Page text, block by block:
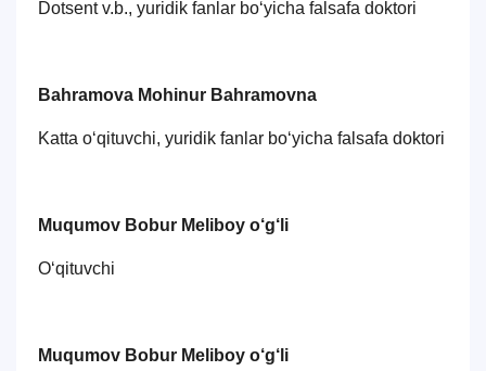
Dotsent v.b., yuridik fanlar bo‘yicha falsafa doktori
Bahramova Mohinur Bahramovna
Katta o‘qituvchi, yuridik fanlar bo‘yicha falsafa doktori
Muqumov Bobur Meliboy o‘g‘li
O‘qituvchi
Muqumov Bobur Meliboy o‘g‘li